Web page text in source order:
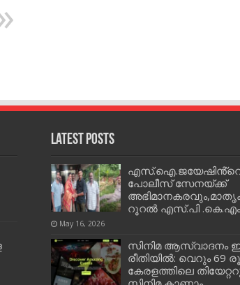
Latest Posts
പോലീസ് സേനയ്ക്ക്
റൂറൽ എസ്.പി
May 16, 2026
സിനിമ ആസ്വാദനം
രീതിയിൽ: വെറും 69
കേരളത്തിലെ